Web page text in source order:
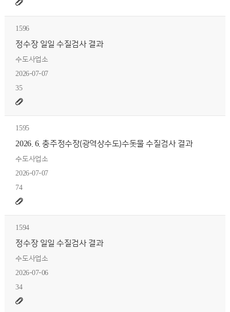
1596
정수장 일일 수질검사 결과
수도사업소
2026-07-07
35
1595
2026. 6. 충주정수장(광역상수도)수돗물 수질검사 결과
수도사업소
2026-07-07
74
1594
정수장 일일 수질검사 결과
수도사업소
2026-07-06
34